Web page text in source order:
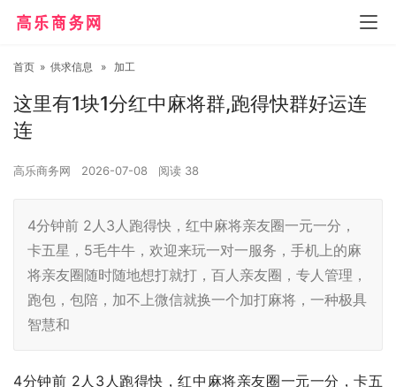
首页 » 供求信息 » 加工
这里有1块1分红中麻将群,跑得快群好运连
连
高乐商务网 2026-07-08 阅读 38
4分钟前 2人3人跑得快，红中麻将亲友圈一元一分，
卡五星，5毛牛牛，欢迎来玩一对一服务，手机上的麻
将亲友圈随时随地想打就打，百人亲友圈，专人管理，
跑包，包陪，加不上微信就换一个加打麻将，一种极具
智慧和
4分钟前 2人3人跑得快，红中麻将亲友圈一元一分，卡五